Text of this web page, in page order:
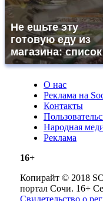
Не ешьте эту
готовую еду из
магазина: список
О нас
Реклама на
Контакты
Народная
Реклама
16+
Копирайт © 2018
портал Сочи. 16+
Свидетельство о